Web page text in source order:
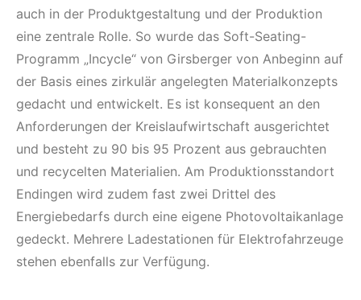
auch in der Produktgestaltung und der Produktion
eine zentrale Rolle. So wurde das Soft-Seating-
Programm „Incycle“ von Girsberger von Anbeginn auf
der Basis eines zirkulär angelegten Materialkonzepts
gedacht und entwickelt. Es ist konsequent an den
Anforderungen der Kreislaufwirtschaft ausgerichtet
und besteht zu 90 bis 95 Prozent aus gebrauchten
und recycelten Materialien. Am Produktionsstandort
Endingen wird zudem fast zwei Drittel des
Energiebedarfs durch eine eigene Photovoltaikanlage
gedeckt. Mehrere Ladestationen für Elektrofahrzeuge
stehen ebenfalls zur Verfügung.